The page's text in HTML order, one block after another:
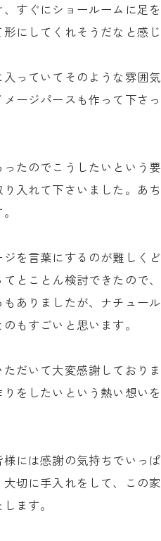
すぐにショールームに足
にしてくれそうだなと感じ
っていてそのような雰囲
ージパースも作って下さ
たのでこうしたいという
入れて下さいました。あ
を言葉にするのが難しく
とことん検討できたので
ありましたが、ナチュー
もすごいと思います。
だいて大変感謝しており
をしたいという熱い想い
には感謝の気持ちでいっ
切に手入れをして、この
ます。